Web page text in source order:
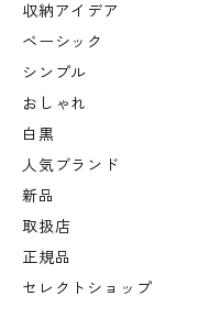
収納アイデア
ベーシック
シンプル
おしゃれ
白黒
人気ブランド
新品
取扱店
正規品
セレクトショップ